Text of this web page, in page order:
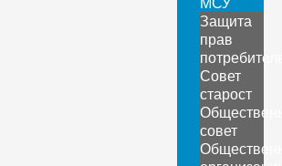
Защита
прав
Совет
старост
совет